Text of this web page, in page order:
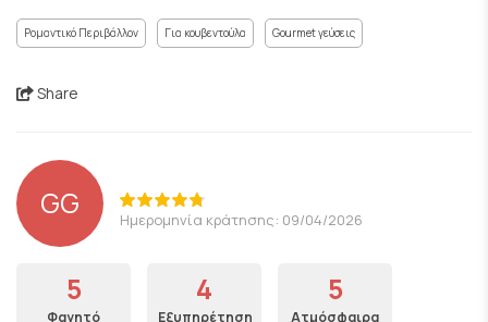
Ρομαντικό Περιβάλλον Για κουβεντούλα Gourmet γεύσεις
Share
GG Ημερομηνία κράτησης: 09/04/2026
5
Φαγητό
4
Εξυπηρέτηση
5
Ατμόσφαιρα